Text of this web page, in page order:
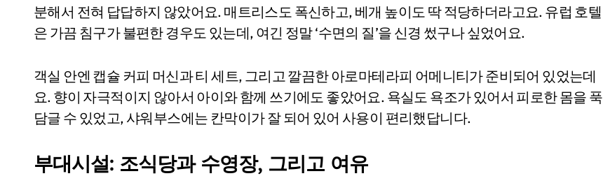
분해서 전혀 답답하지 않았어요. 매트리스도 폭신하고, 베개 높이도 딱 적당하더라고요. 유럽 호텔
은 가끔 침구가 불편한 경우도 있는데, 여긴 정말 ‘수면의 질’을 신경 썼구나 싶었어요.
객실 안엔 캡슐 커피 머신과 티 세트, 그리고 깔끔한 아로마테라피 어메니티가 준비되어 있었는데
요. 향이 자극적이지 않아서 아이와 함께 쓰기에도 좋았어요. 욕실도 욕조가 있어서 피로한 몸을 푹
담글 수 있었고, 샤워부스에는 칸막이가 잘 되어 있어 사용이 편리했답니다.
부대시설: 조식당과 수영장, 그리고 여유